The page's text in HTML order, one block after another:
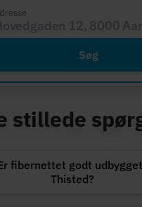
12, 8000
Søg
stillede
fibernettet godt
Thisted?